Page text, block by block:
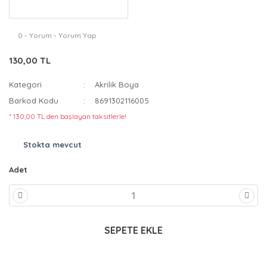
0 - Yorum - Yorum Yap
130,00 TL
Kategori
Akrilik Boya
Barkod Kodu
8691302116005
* 130,00 TL den başlayan taksitlerle!
Stokta mevcut
Adet
SEPETE EKLE